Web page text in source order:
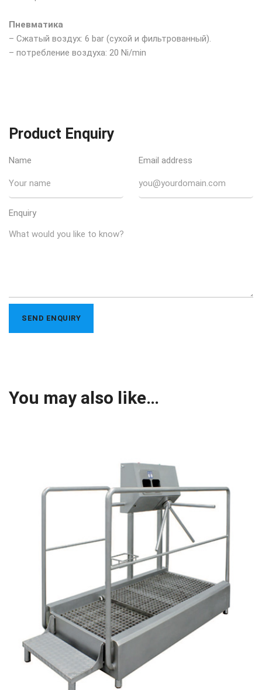
Пневматика
– Сжатый воздух: 6 bar (сухой и фильтрованный).
– потребление воздуха: 20 Ni/min
Product Enquiry
Name Email address
Enquiry
You may also like…